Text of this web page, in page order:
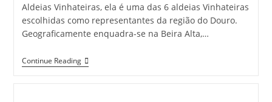
Aldeias Vinhateiras, ela é uma das 6 aldeias Vinhateiras
escolhidas como representantes da região do Douro.
Geograficamente enquadra-se na Beira Alta,…
Continue ReadingUcanha
|